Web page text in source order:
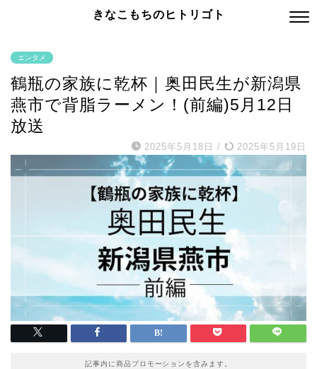
きなこもちのヒトリゴト
エンタメ
鶴瓶の家族に乾杯｜奥田民生が新潟県
燕市で背脂ラーメン！(前編)5月12日
放送
2025年5月18日 / 2025年5月19日
記事内に商品プロモーションを含みます。